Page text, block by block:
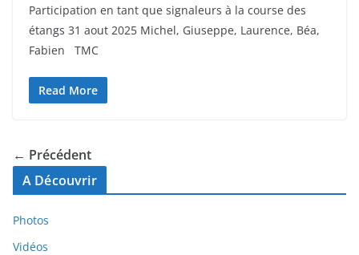
Participation en tant que signaleurs à la course des
étangs 31 aout 2025 Michel, Giuseppe, Laurence, Béa,
Fabien TMC
Read More
← Précédent
A Découvrir
Photos
Vidéos